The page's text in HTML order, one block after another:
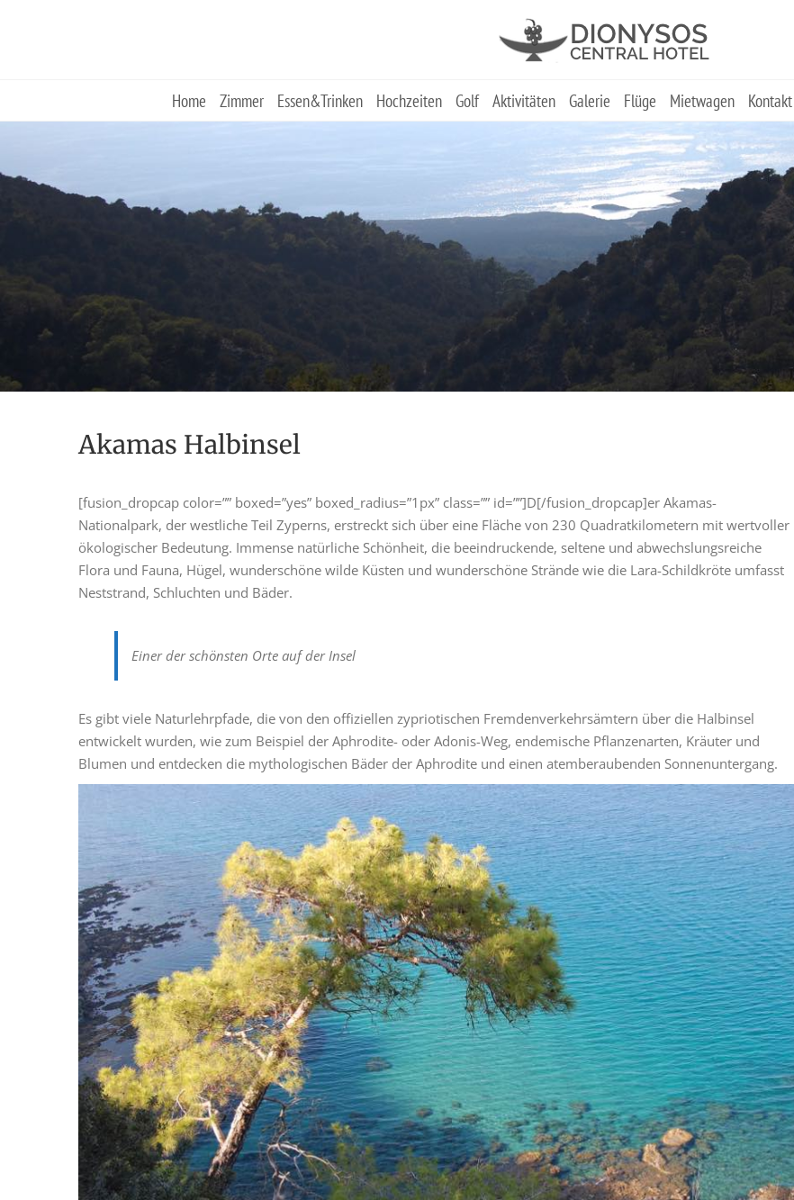
Home Zimmer Essen&Trinken Hochzeiten Golf Aktivitäten Galerie Flüge Mietwagen Kontakt
Akamas Halbinsel
[fusion_dropcap color=”” boxed=”yes” boxed_radius=”1px” class=”” id=””]D[/fusion_dropcap]er Akamas-
Nationalpark, der westliche Teil Zyperns, erstreckt sich über eine Fläche von 230 Quadratkilometern mit wertvoller
ökologischer Bedeutung. Immense natürliche Schönheit, die beeindruckende, seltene und abwechslungsreiche
Flora und Fauna, Hügel, wunderschöne wilde Küsten und wunderschöne Strände wie die Lara-Schildkröte umfasst
Neststrand, Schluchten und Bäder.
Einer der schönsten Orte auf der Insel
Es gibt viele Naturlehrpfade, die von den offiziellen zypriotischen Fremdenverkehrsämtern über die Halbinsel
entwickelt wurden, wie zum Beispiel der Aphrodite- oder Adonis-Weg, endemische Pflanzenarten, Kräuter und
Blumen und entdecken die mythologischen Bäder der Aphrodite und einen atemberaubenden Sonnenuntergang.